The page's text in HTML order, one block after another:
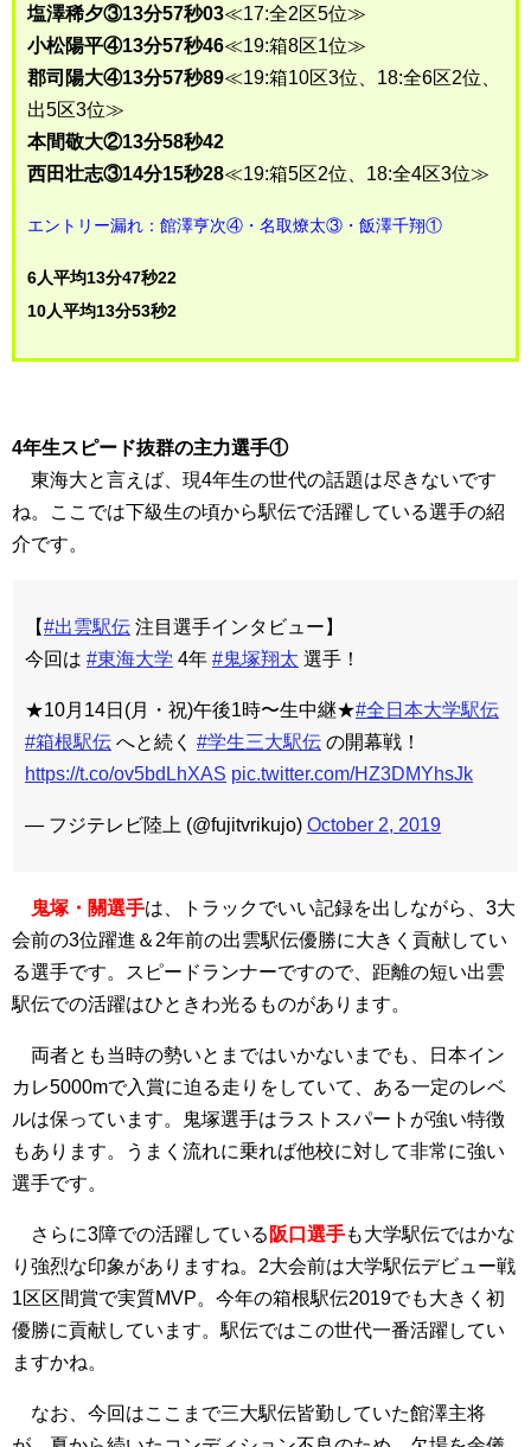
塩澤稀夕③13分57秒03≪17:全2区5位≫
小松陽平④13分57秒46≪19:箱8区1位≫
郡司陽大④13分57秒89≪19:箱10区3位、18:全6区2位、
出5区3位≫
本間敬大②13分58秒42
西田壮志③14分15秒28≪19:箱5区2位、18:全4区3位≫
エントリー漏れ：館澤亨次④・名取燎太③・飯澤千翔①
6人平均13分47秒22
10人平均13分53秒2
4年生スピード抜群の主力選手①
東海大と言えば、現4年生の世代の話題は尽きないです
ね。ここでは下級生の頃から駅伝で活躍している選手の紹
介です。
【#出雲駅伝 注目選手インタビュー】
今回は #東海大学 4年 #鬼塚翔太 選手！
★10月14日(月・祝)午後1時〜生中継★#全日本大学駅伝
#箱根駅伝 へと続く #学生三大駅伝 の開幕戦！
https://t.co/ov5bdLhXAS pic.twitter.com/HZ3DMYhsJk
— フジテレビ陸上 (@fujitvrikujo) October 2, 2019
鬼塚・關選手は、トラックでいい記録を出しながら、3大
会前の3位躍進＆2年前の出雲駅伝優勝に大きく貢献してい
る選手です。スピードランナーですので、距離の短い出雲
駅伝での活躍はひときわ光るものがあります。
両者とも当時の勢いとまではいかないまでも、日本イン
カレ5000mで入賞に迫る走りをしていて、ある一定のレベ
ルは保っています。鬼塚選手はラストスパートが強い特徴
もあります。うまく流れに乗れば他校に対して非常に強い
選手です。
さらに3障での活躍している 阪口選手も大学駅伝ではかな
り強烈な印象がありますね。2大会前は大学駅伝デビュー戦
1区区間賞で実質MVP。今年の箱根駅伝2019でも大きく初
優勝に貢献しています。駅伝ではこの世代一番活躍してい
ますかね。
なお、今回はここまで三大駅伝皆勤していた館澤主将